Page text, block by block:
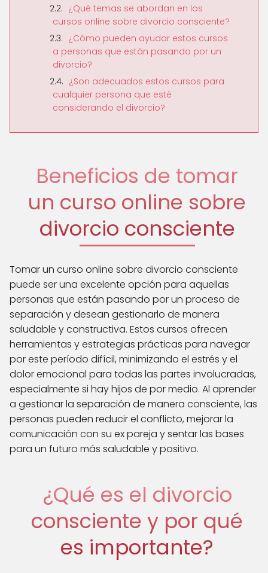
¿Qué temas se abordan en los
cursos online sobre divorcio consciente?
¿Cómo pueden ayudar estos cursos
a personas que están pasando por un
divorcio?
¿Son adecuados estos cursos para
cualquier persona que esté
considerando el divorcio?
Beneficios de tomar
un curso online sobre
divorcio consciente
Tomar un curso online sobre divorcio consciente
puede ser una excelente opción para aquellas
personas que están pasando por un proceso de
separación y desean gestionarlo de manera
saludable y constructiva. Estos cursos ofrecen
herramientas y estrategias prácticas para navegar
por este período difícil, minimizando el estrés y el
dolor emocional para todas las partes involucradas,
especialmente si hay hijos de por medio. Al aprender
a gestionar la separación de manera consciente, las
personas pueden reducir el conflicto, mejorar la
comunicación con su ex pareja y sentar las bases
para un futuro más saludable y positivo.
¿Qué es el divorcio
consciente y por qué
es importante?